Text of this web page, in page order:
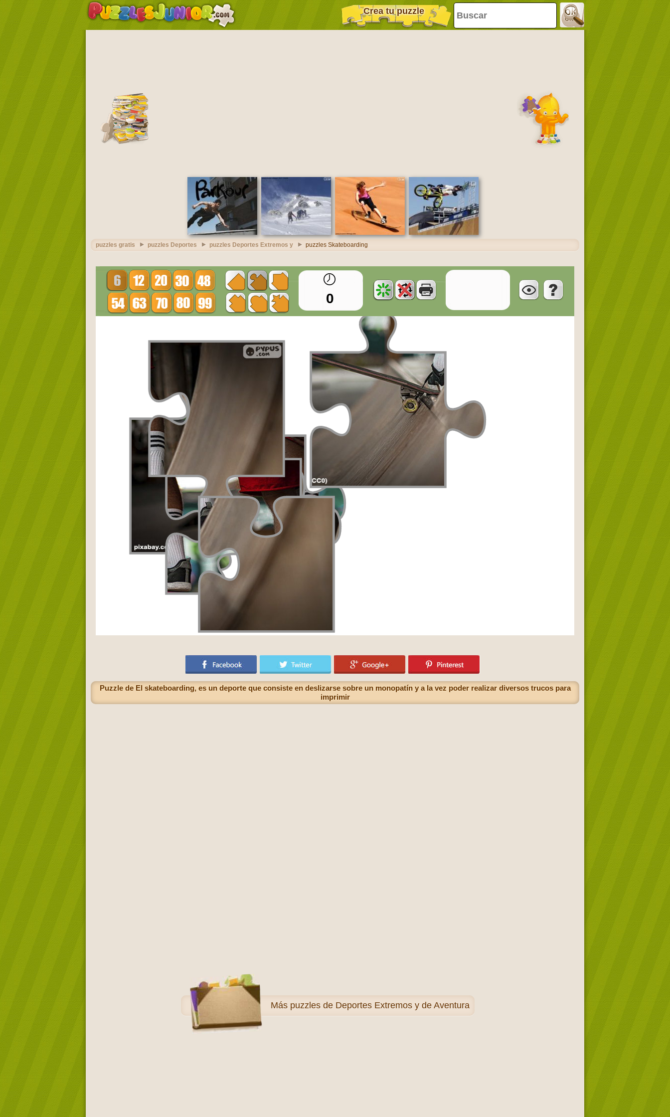
Crea tu puzzle
puzzles gratis puzzles Deportes puzzles Deportes Extremos y puzzles Skateboarding
0
Puzzle de El skateboarding, es un deporte que consiste en deslizarse sobre un monopatín y a la vez poder realizar diversos trucos para
imprimir
Más puzzles de Deportes Extremos y de Aventura